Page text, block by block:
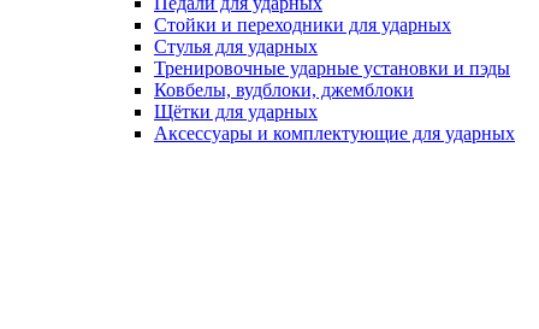
Стойки и переходники для ударных
Стулья для ударных
Тренировочные ударные установки и пэды
Ковбелы, вудблоки, джемблоки
Щётки для ударных
Аксесcуары и комплектующие для ударных